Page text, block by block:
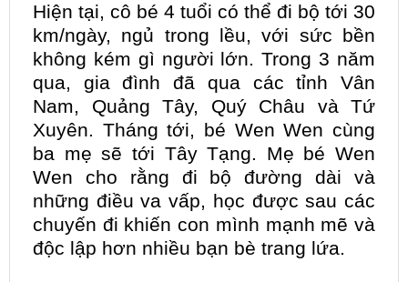
Hiện tại, cô bé 4 tuổi có thể đi bộ tới 30
km/ngày, ngủ trong lều, với sức bền
không kém gì người lớn. Trong 3 năm
qua, gia đình đã qua các tỉnh Vân
Nam, Quảng Tây, Quý Châu và Tứ
Xuyên. Tháng tới, bé Wen Wen cùng
ba mẹ sẽ tới Tây Tạng. Mẹ bé Wen
Wen cho rằng đi bộ đường dài và
những điều va vấp, học được sau các
chuyến đi khiến con mình mạnh mẽ và
độc lập hơn nhiều bạn bè trang lứa.